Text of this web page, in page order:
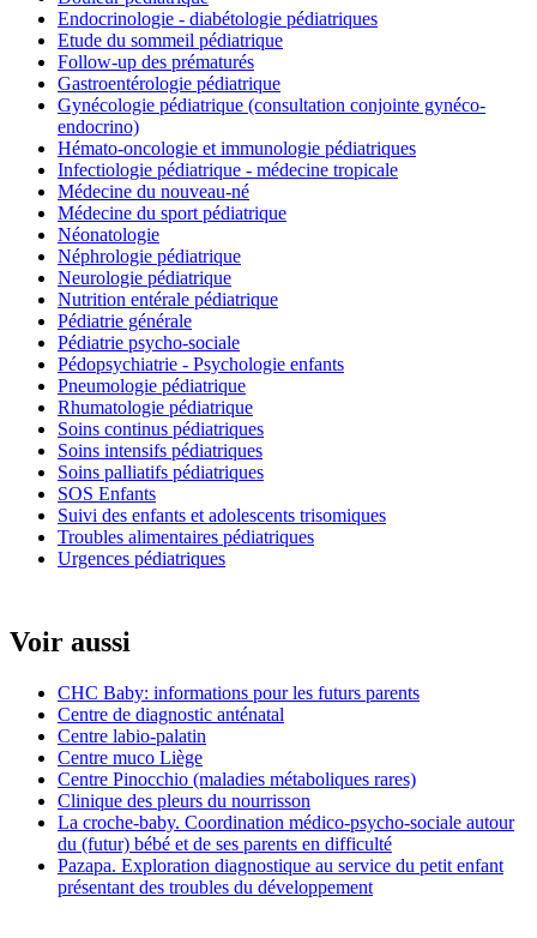
Endocrinologie - diabétologie pédiatriques
Etude du sommeil pédiatrique
Follow-up des prématurés
Gastroentérologie pédiatrique
Gynécologie pédiatrique (consultation conjointe gynéco-
endocrino)
Hémato-oncologie et immunologie pédiatriques
Infectiologie pédiatrique - médecine tropicale
Médecine du nouveau-né
Médecine du sport pédiatrique
Néonatologie
Néphrologie pédiatrique
Neurologie pédiatrique
Nutrition entérale pédiatrique
Pédiatrie générale
Pédiatrie psycho-sociale
Pédopsychiatrie - Psychologie enfants
Pneumologie pédiatrique
Rhumatologie pédiatrique
Soins continus pédiatriques
Soins intensifs pédiatriques
Soins palliatifs pédiatriques
SOS Enfants
Suivi des enfants et adolescents trisomiques
Troubles alimentaires pédiatriques
Urgences pédiatriques
Voir aussi
CHC Baby: informations pour les futurs parents
Centre de diagnostic anténatal
Centre labio-palatin
Centre muco Liège
Centre Pinocchio (maladies métaboliques rares)
Clinique des pleurs du nourrisson
La croche-baby. Coordination médico-psycho-sociale autour
du (futur) bébé et de ses parents en difficulté
Pazapa. Exploration diagnostique au service du petit enfant
présentant des troubles du développement